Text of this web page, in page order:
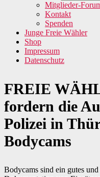
Mitglieder-
Kontakt
Spenden
Junge Freie Wähler
Shop
Impressum
Datenschutz
FREIE
fordern die
Polizei in
Bodycams
Bodycams sind ein gutes